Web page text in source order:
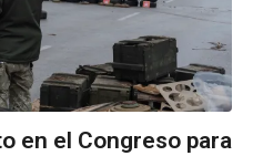
en el Congreso para